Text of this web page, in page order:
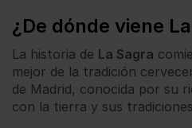
¿De dónde viene
La historia de La Sagra
mejor de la tradición
de Madrid, conocida por su
con la tierra y sus